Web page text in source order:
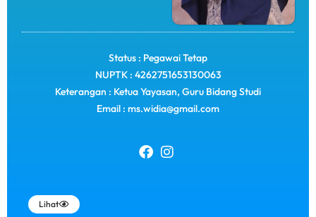
Status : Pegawai Tetap
NUPTK : 4262751653130063
Keterangan : Ketua Yayasan, Guru Bidang Studi
Email : ms.widia@gmail.com
Lihat